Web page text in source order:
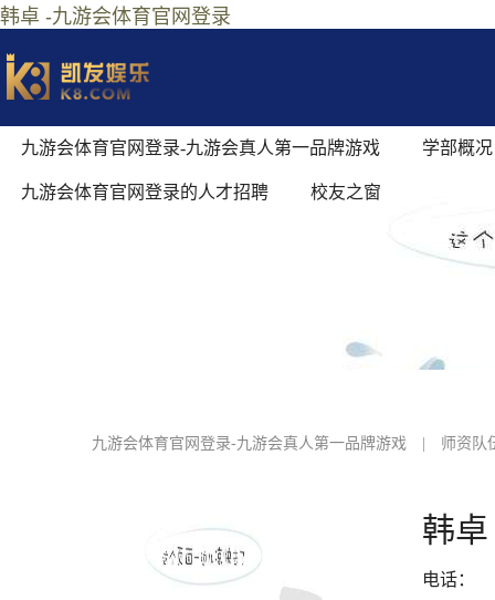
韩卓 -九游会体育官网登录
九游会体育官网登录-九游会真人第一品牌游戏 学部概况
九游会体育官网登录的人才招聘 校友之窗
九游会体育官网登录-九游会真人第一品牌游戏 师资队
韩卓
电话：